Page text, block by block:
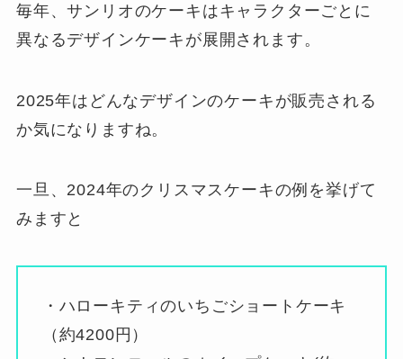
毎年、サンリオのケーキはキャラクターごとに
異なるデザインケーキが展開されます。
2025年はどんなデザインのケーキが販売される
か気になりますね。
一旦、2024年のクリスマスケーキの例を挙げて
みますと
・ハローキティのいちごショートケーキ
（約4200円）